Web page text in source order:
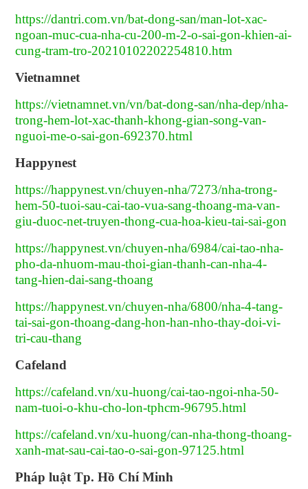
https://dantri.com.vn/bat-dong-san/man-lot-xac-
ngoan-muc-cua-nha-cu-200-m-2-o-sai-gon-khien-ai-
cung-tram-tro-20210102202254810.htm
Vietnamnet
https://vietnamnet.vn/vn/bat-dong-san/nha-dep/nha-
trong-hem-lot-xac-thanh-khong-gian-song-van-
nguoi-me-o-sai-gon-692370.html
Happynest
https://happynest.vn/chuyen-nha/7273/nha-trong-
hem-50-tuoi-sau-cai-tao-vua-sang-thoang-ma-van-
giu-duoc-net-truyen-thong-cua-hoa-kieu-tai-sai-gon
https://happynest.vn/chuyen-nha/6984/cai-tao-nha-
pho-da-nhuom-mau-thoi-gian-thanh-can-nha-4-
tang-hien-dai-sang-thoang
https://happynest.vn/chuyen-nha/6800/nha-4-tang-
tai-sai-gon-thoang-dang-hon-han-nho-thay-doi-vi-
tri-cau-thang
Cafeland
https://cafeland.vn/xu-huong/cai-tao-ngoi-nha-50-
nam-tuoi-o-khu-cho-lon-tphcm-96795.html
https://cafeland.vn/xu-huong/can-nha-thong-thoang-
xanh-mat-sau-cai-tao-o-sai-gon-97125.html
Pháp luật Tp. Hồ Chí Minh